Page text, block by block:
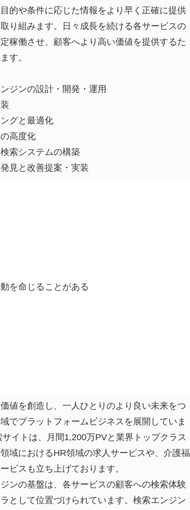
的や条件に応じた情報をより早く正確に提供
り組みます。日々成長を続ける各サービスの
稼働させ、顧客へより高い価値を提供するた
す。
ジンの設計・開発・運用
グと最適化
高度化
索システムの構築
見と改善提案・実装
を命じることがある
値を創造し、一人ひとりのより良い未来をつ
でプラットフォームビジネスを展開していま
イトは、月間1,200万PVと業界トップクラス
域におけるHR領域の求人サービスや、介護福
ビスも立ち上げております。
ンの基盤は、各サービスの顧客への検索体験
として位置づけられています。検索エンジン